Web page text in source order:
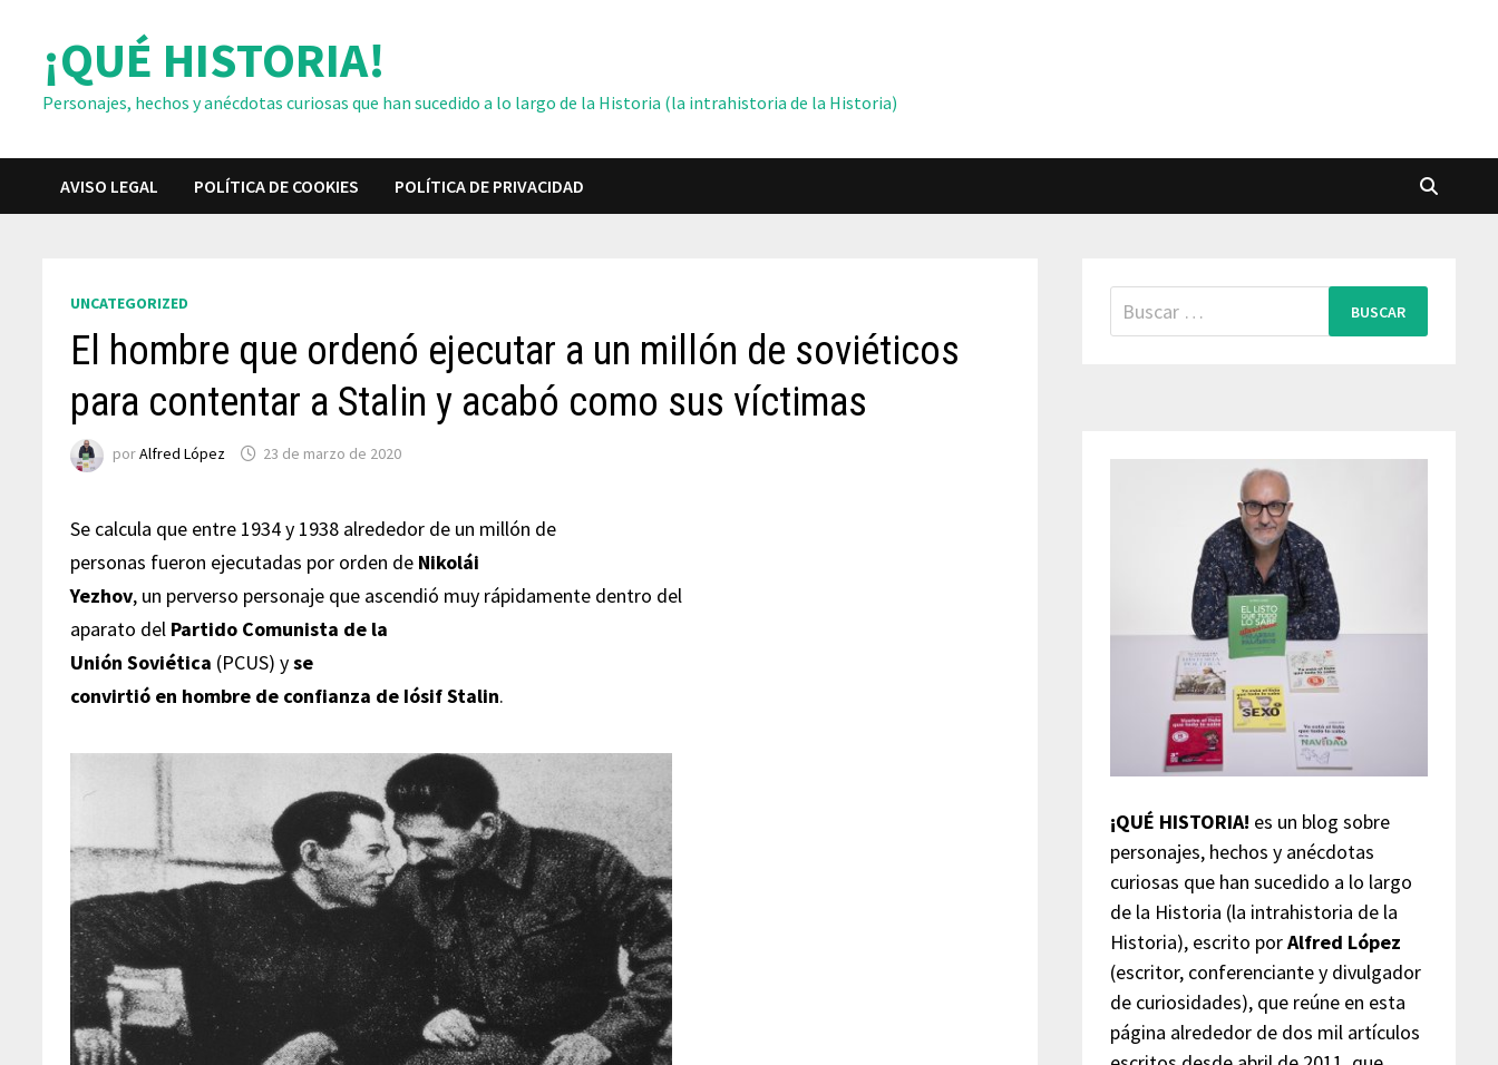
contenido¡QUÉ HISTORIA!
Personajes, hechos y anécdotas curiosas que han sucedido a lo largo de la Historia (la intrahistoria de la Historia)
AVISO LEGAL POLÍTICA DE COOKIES POLÍTICA DE PRIVACIDAD
UNCATEGORIZED
El hombre que ordenó ejecutar a un millón de soviéticos
para contentar a Stalin y acabó como sus víctimas
porAlfred López 23 de marzo de 2020
Se calcula que entre 1934 y 1938 alrededor de un millón de
personas fueron ejecutadas por orden de Nikolái
Yezhov, un perverso personaje que ascendió muy rápidamente dentro del
aparato del Partido Comunista de la
Unión Soviética (PCUS) yse
convirtió en hombre de confianza de Iósif Stalin.
Buscar:
¡QUÉ HISTORIA! es un blog sobre
personajes, hechos y anécdotas
curiosas que han sucedido a lo largo
de la Historia (la intrahistoria de la
Historia), escrito porAlfred López
(escritor, conferenciante y divulgador
de curiosidades), que reúne en esta
página alrededor de dos mil artículos